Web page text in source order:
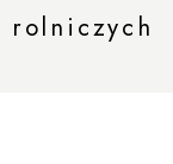
rolniczych